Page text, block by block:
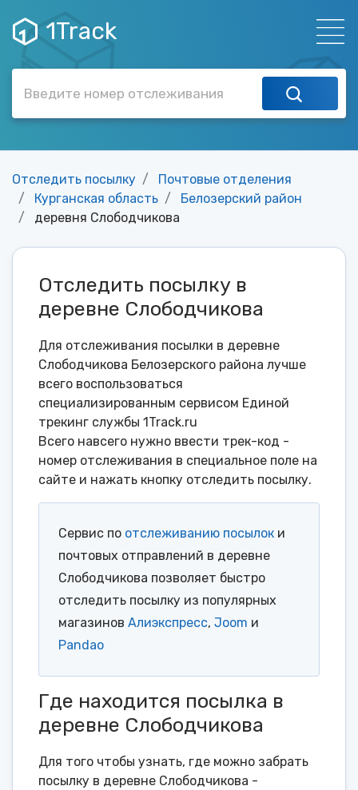
1Track
Отследить посылку
Почтовые отделения
Курганская область
Белозерский район
деревня Слободчикова
Отследить посылку в
деревне Слободчикова
Для отслеживания посылки в деревне
Слободчикова Белозерского района лучше
всего воспользоваться
специализированным сервисом Единой
трекинг службы 1Track.ru
Всего навсего нужно ввести трек-код -
номер отслеживания в специальное поле на
сайте и нажать кнопку отследить посылку.
Сервис по отслеживанию посылок и
почтовых отправлений в деревне
Слободчикова позволяет быстро
отследить посылку из популярных
магазинов Алиэкспресс, Joom и
Pandao
Где находится посылка в
деревне Слободчикова
Для того чтобы узнать, где можно забрать
посылку в деревне Слободчикова -